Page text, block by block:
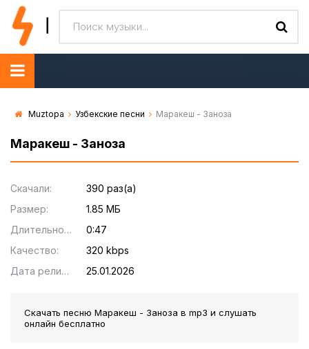
Muztopa Узбекские песни Маракеш - Заноза
Маракеш - Заноза
Скачали:
390 раз(а)
Размер:
1.85 МБ
Длительность:
0:47
Качество:
320 kbps
Дата релиза:
25.01.2026
Скачать песню Маракеш - Заноза в mp3 и слушать
онлайн бесплатно